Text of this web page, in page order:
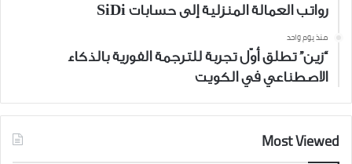
رواتب العمالة المنزلية إلى حسابات SiDi
منذ يوم واحد
“زين” تطلق أوّل تجربة للترجمة الفورية بالذكاء
الاصطناعي في الكويت
Most Viewed